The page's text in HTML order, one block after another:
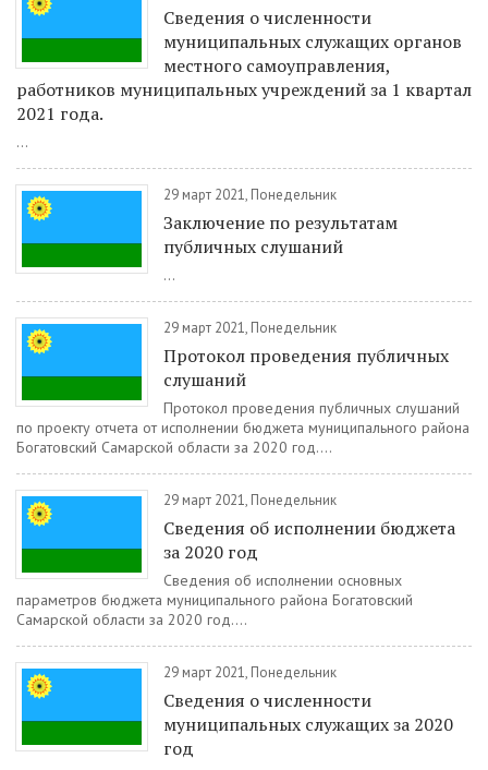
Сведения о численности
муниципальных служащих органов
местного самоуправления,
работников муниципальных учреждений за 1 квартал
2021 года.
...
29 март 2021, Понедельник
Заключение по результатам
публичных слушаний
...
29 март 2021, Понедельник
Протокол проведения публичных
слушаний
Протокол проведения публичных слушаний
по проекту отчета от исполнении бюджета муниципального района
Богатовский Самарской области за 2020 год....
29 март 2021, Понедельник
Сведения об исполнении бюджета
за 2020 год
Сведения об исполнении основных
параметров бюджета муниципального района Богатовский
Самарской области за 2020 год....
29 март 2021, Понедельник
Сведения о численности
муниципальных служащих за 2020
год